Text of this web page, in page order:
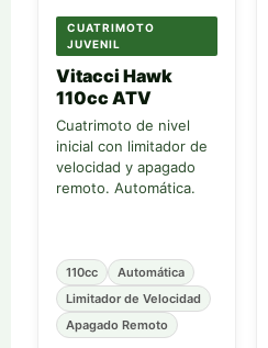
CUATRIMOTO
JUVENIL
Vitacci Hawk
110cc ATV
Cuatrimoto de nivel
inicial con limitador de
velocidad y apagado
remoto. Automática.
110cc
Automática
Limitador de Velocidad
Apagado Remoto